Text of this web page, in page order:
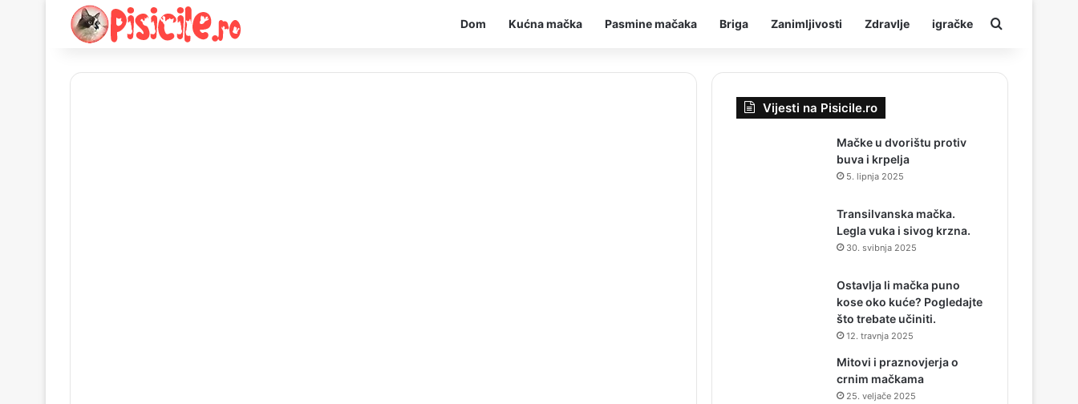
Dom Kućna mačka Pasmine mačaka Briga Zanimljivosti Zdravlje igračke Traziti
Vijesti na Pisicile.ro
Mačke u dvorištu protiv
buva i krpelja
5. lipnja 2025
Transilvanska mačka.
Legla vuka i sivog krzna.
30. svibnja 2025
Ostavlja li mačka puno
kose oko kuće? Pogledajte
što trebate učiniti.
12. travnja 2025
Mitovi i praznovjerja o
crnim mačkama
25. veljače 2025